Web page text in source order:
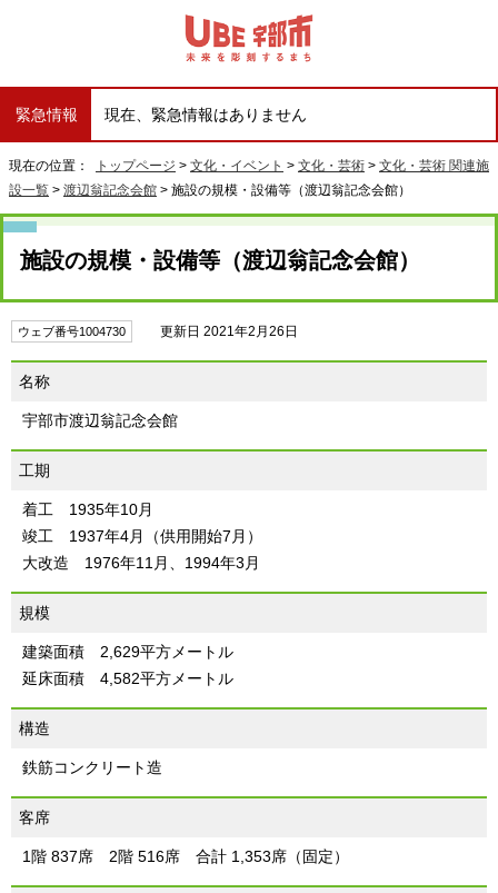
緊急情報 現在、緊急情報はありません
現在の位置： トップページ > 文化・イベント > 文化・芸術 > 文化・芸術 関連施
設一覧 > 渡辺翁記念会館 > 施設の規模・設備等（渡辺翁記念会館）
施設の規模・設備等（渡辺翁記念会館）
ウェブ番号1004730 更新日 2021年2月26日
名称
宇部市渡辺翁記念会館
工期
着工 1935年10月
竣工 1937年4月（供用開始7月）
大改造 1976年11月、1994年3月
規模
建築面積 2,629平方メートル
延床面積 4,582平方メートル
構造
鉄筋コンクリート造
客席
1階 837席 2階 516席 合計 1,353席（固定）